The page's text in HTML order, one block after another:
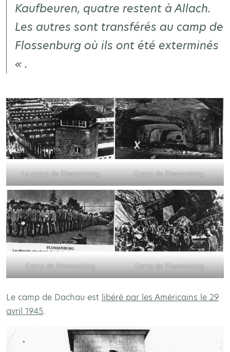
Kaufbeuren, quatre restent à Allach.
Les autres sont transférés au camp de
Flossenburg où ils ont été exterminés
« .
Le camp de Flossenbürg Camp de Flossenbürg
Camp de Flossenbürg Camp de Flossenbürg
Le camp de Dachau est libéré par les Américains le 29
avril 1945.